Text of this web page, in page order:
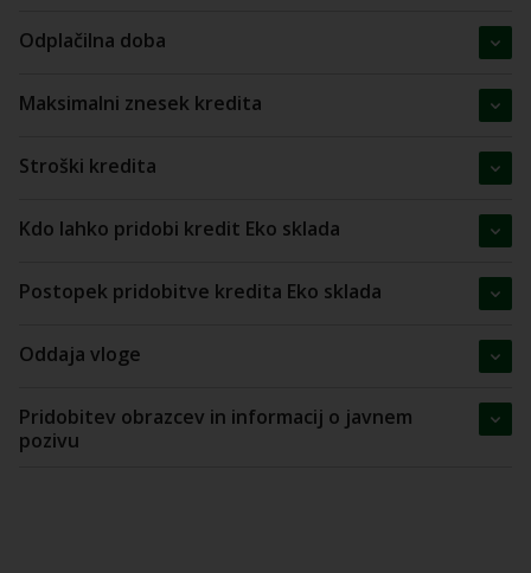
Odplačilna doba
Maksimalni znesek kredita
Stroški kredita
Kdo lahko pridobi kredit Eko sklada
Postopek pridobitve kredita Eko sklada
Oddaja vloge
Pridobitev obrazcev in informacij o javnem
pozivu